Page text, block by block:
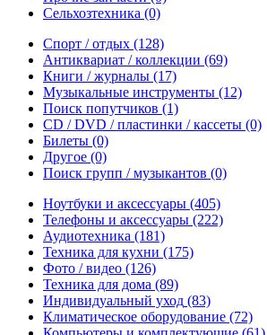
Сельхозтехника (0)
Спорт / отдых (128)
Антиквариат / коллекции (69)
Книги / журналы (17)
Музыкальные инструменты (12)
Поиск попутчиков (1)
CD / DVD / пластинки / кассеты (0)
Билеты (0)
Другое (0)
Поиск групп / музыкантов (0)
Ноутбуки и аксессуары (405)
Телефоны и аксессуары (222)
Аудиотехника (181)
Техника для кухни (175)
Фото / видео (126)
Техника для дома (89)
Индивидуальный уход (83)
Климатическое оборудование (72)